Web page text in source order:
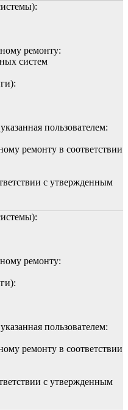
ремонту:
систем
пользователем:
ремонту в соответствии
с утвержденным
ремонту:
пользователем:
ремонту в соответствии
с утвержденным